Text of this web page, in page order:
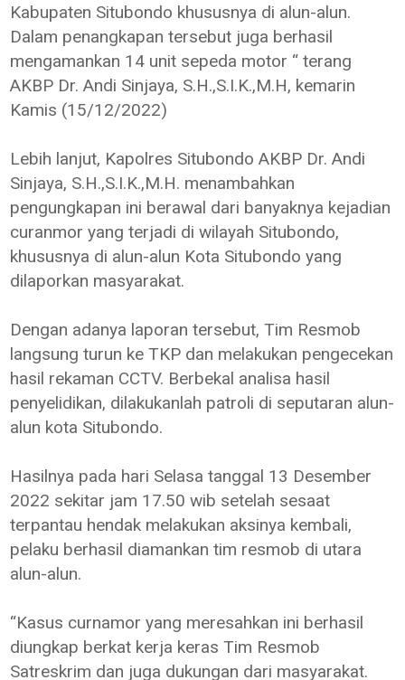
Kabupaten Situbondo khususnya di alun-alun.
Dalam penangkapan tersebut juga berhasil
mengamankan 14 unit sepeda motor “ terang
AKBP Dr. Andi Sinjaya, S.H.,S.I.K.,M.H, kemarin
Kamis (15/12/2022)
Lebih lanjut, Kapolres Situbondo AKBP Dr. Andi
Sinjaya, S.H.,S.I.K.,M.H. menambahkan
pengungkapan ini berawal dari banyaknya kejadian
curanmor yang terjadi di wilayah Situbondo,
khususnya di alun-alun Kota Situbondo yang
dilaporkan masyarakat.
Dengan adanya laporan tersebut, Tim Resmob
langsung turun ke TKP dan melakukan pengecekan
hasil rekaman CCTV. Berbekal analisa hasil
penyelidikan, dilakukanlah patroli di seputaran alun-
alun kota Situbondo.
Hasilnya pada hari Selasa tanggal 13 Desember
2022 sekitar jam 17.50 wib setelah sesaat
terpantau hendak melakukan aksinya kembali,
pelaku berhasil diamankan tim resmob di utara
alun-alun.
“Kasus curnamor yang meresahkan ini berhasil
diungkap berkat kerja keras Tim Resmob
Satreskrim dan juga dukungan dari masyarakat.